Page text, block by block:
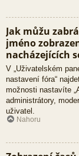
Jak můžu
jméno
nacházejících
V „Uživatelském
nastavení fóra“
možnosti nastavíte
administrátory,
uživatel.
Nahoru